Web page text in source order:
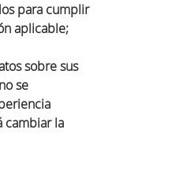
para cumplir
aplicable;
sobre sus
se
cambiar la